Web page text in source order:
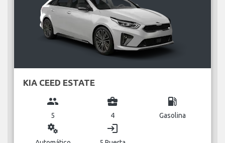
KIA CEED ESTATE
group
5
business_center
4
local_gas_station
Gasolina
miscellaneous_services login